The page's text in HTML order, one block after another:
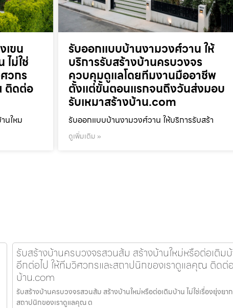
เขน
ไม่ใช่
วกร
ติดต่อ
นใหม
รับออกแบบบ้านงามวงศ์วาน ให้
บริการรับสร้างบ้านครบวงจร
ควบคุมดูแลโดยทีมงานมืออาชีพ
ตั้งแต่ขั้นตอนแรกจนถึงวันส่งมอบ
รับเหมาสร้างบ้าน.com
รับออกแบบบ้านงามวงศ์วาน ให้บริการรับสร้า
ดูเพิ่มเติม »
รับสร้างบ้านครบวงจรสวนส้ม สร้างบ้านใหม่หรือต่อเติมบ้
อีกต่อไป ให้ทีมวิศวกรและสถาปนิกของเราดูแลคุณ ติดต่
บ้าน.com
รับสร้างบ้านครบวงจรสวนส้ม สร้างบ้านใหม่หรือต่อเติมบ้าน ไม่ใช่เรื่องยุ่งย
สถาปนิกของเราดูแลคุณ ต